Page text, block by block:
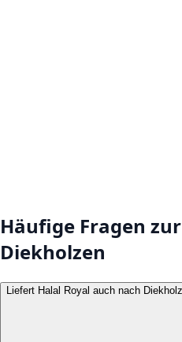
Häufige Fragen
Diekholzen
Liefert Halal Royal auch nach